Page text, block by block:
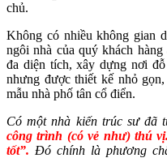
chủ.
Không có nhiều không gian
ngôi nhà của quý khách
đa diện tích, xây dựng nơi
nhưng được thiết kế nhỏ
mẫu nhà phố tân cổ điển.
Có một nhà kiến trúc sư đã
công trình (có vẻ như) thú
tốt”. Đó chính là phương